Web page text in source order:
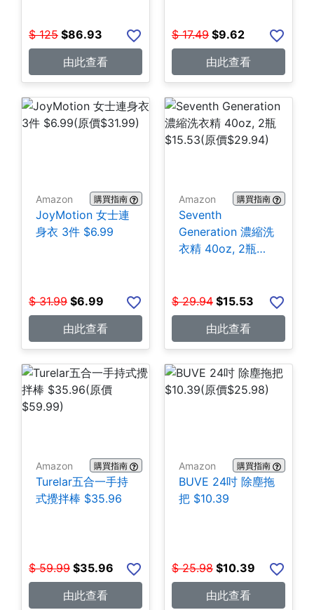
$ 125 $86.93
由此查看
$ 17.49 $9.62
由此查看
Amazon 購買指南
JoyMotion 女士連
身衣 3件 $6.99
$ 31.99 $6.99
由此查看
Amazon 購買指南
Seventh
Generation 濃縮洗
衣精 40oz, 2瓶
$ 29.94 $15.53
由此查看
Amazon 購買指南
Turelar五合一手持
式攪拌棒 $35.96
$ 59.99 $35.96
由此查看
Amazon 購買指南
BUVE 24吋 除塵拖
把 $10.39
$ 25.98 $10.39
由此查看